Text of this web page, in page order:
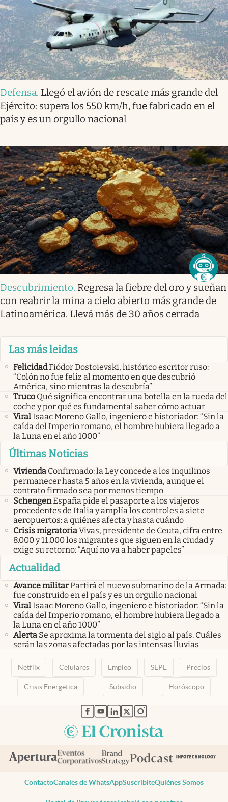
Defensa. Llegó el avión de rescate más grande del
Ejército: supera los 550 km/h, fue fabricado en el
país y es un orgullo nacional
Descubrimiento. Regresa la fiebre del oro y sueñan
con reabrir la mina a cielo abierto más grande de
Latinoamérica. Llevá más de 30 años cerrada
Las más leidas
FelicidadFiódor Dostoievski, histórico escritor ruso:
“Colón no fue feliz al momento en que descubrió
América, sino mientras la descubría”
Truco Qué significa encontrar una botella en la rueda del
coche y por qué es fundamental saber cómo actuar
ViralIsaac Moreno Gallo, ingeniero e historiador: “Sin la
caída del Imperio romano, el hombre hubiera llegado a
la Luna en el año 1000”
Últimas Noticias
Vivienda Confirmado: la Ley concede a los inquilinos
permanecer hasta 5 años en la vivienda, aunque el
contrato firmado sea por menos tiempo
SchengenEspaña pide el pasaporte a los viajeros
procedentes de Italia y amplía los controles a siete
aeropuertos: a quiénes afecta y hasta cuándo
Crisis migratoriaVivas, presidente de Ceuta, cifra entre
8.000 y 11.000 los migrantes que siguen en la ciudad y
exige su retorno: “Aquí no va a haber papeles”
Actualidad
Avance militarPartirá el nuevo submarino de la Armada:
fue construido en el país y es un orgullo nacional
ViralIsaac Moreno Gallo, ingeniero e historiador: “Sin la
caída del Imperio romano, el hombre hubiera llegado a
la Luna en el año 1000”
Alerta Se aproxima la tormenta del siglo al país. Cuáles
serán las zonas afectadas por las intensas lluvias
Netflix Celulares Empleo SEPE Precios
Crisis Energetica Subsidio Horóscopo
abre en nueva pestaña
abre en nueva pestaña
abre en nueva pestaña
abre en nueva pestaña
abre en nueva pestaña
ContactoCanales de WhatsAppSuscribiteQuiénes Somos